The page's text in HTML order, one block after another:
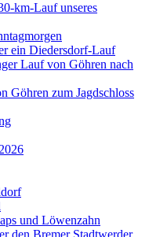
km-Lauf unseres
ein Diedersdorf-Lauf
Lauf von Göhren nach
Göhren zum Jagdschloss
und Löwenzahn